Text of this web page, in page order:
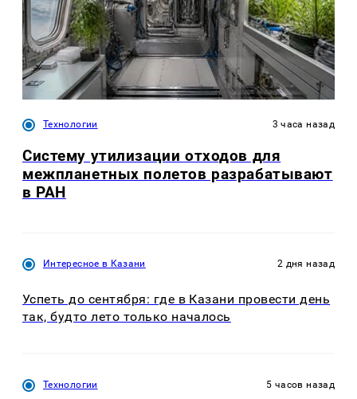
Технологии 3 часа назад
Систему утилизации отходов для
межпланетных полетов разрабатывают
в РАН
Интересное в Казани 2 дня назад
Успеть до сентября: где в Казани провести день
так, будто лето только началось
Технологии 5 часов назад